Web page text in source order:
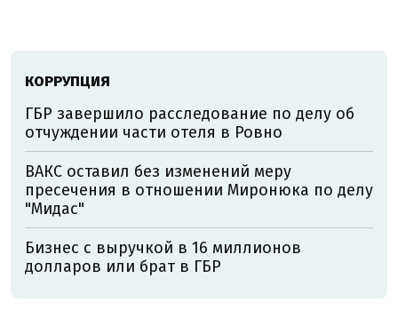
КОРРУПЦИЯ
ГБР завершило расследование по делу об
отчуждении части отеля в Ровно
ВАКС оставил без изменений меру
пресечения в отношении Миронюка по делу
"Мидас"
Бизнес с выручкой в 16 миллионов
долларов или брат в ГБР